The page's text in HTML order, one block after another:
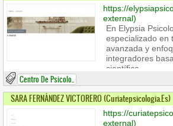
Business hours:
Lunes a viernes
Sábado y
Contact us
Eva Psicología
Calle Ricardo
28931 Móstoles,
Phone: +34
mail)
https://
external)
En Elypsia
especializado en
avanzada y
integradores
científica.
Trabajamos
en profundidad
influyendo en tu
facilitar cambios
Centro De Psicolo..
SARA FERNÁNDEZ VICTORERO (curiatepsicologia.es)
https://
external)